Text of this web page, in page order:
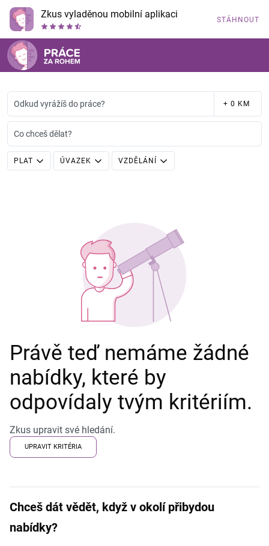
Zkus vyladěnou mobilní aplikaci STÁHNOUT
Odkud vyrážíš do práce? + 0 KM
Co chceš dělat?
PLAT ÚVAZEK VZDĚLÁNÍ
Právě teď nemáme žádné
nabídky, které by
odpovídaly tvým kritériím.
Zkus upravit své hledání.
UPRAVIT KRITÉRIA
Chceš dát vědět, když v okolí přibydou
nabídky?